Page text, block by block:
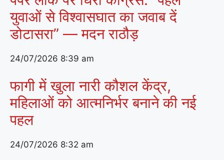
युवाओं से विश्वासघात का जवाब दें
डोटासरा” — मदन राठौड़
24/07/2026 8:39 am
फागी में खुला नारी कौशल केंद्र,
महिलाओं को आत्मनिर्भर बनाने की नई
पहल
24/07/2026 8:32 am